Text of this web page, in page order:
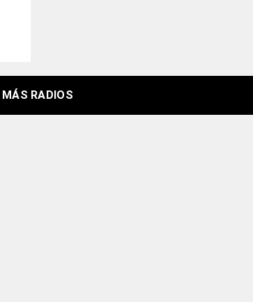
MÁS RADIOS